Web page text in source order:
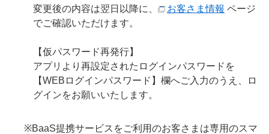
変更後の内容は翌日以降に、
お客さま情報 ページ
でご確認いただけます。
【仮パスワード再発行】
アプリより再設定されたログインパスワードを
【WEBログインパスワード】欄へご入力のうえ、ロ
グインをお願いいたします。
※BaaS提携サービスをご利用のお客さまは専用のスマ